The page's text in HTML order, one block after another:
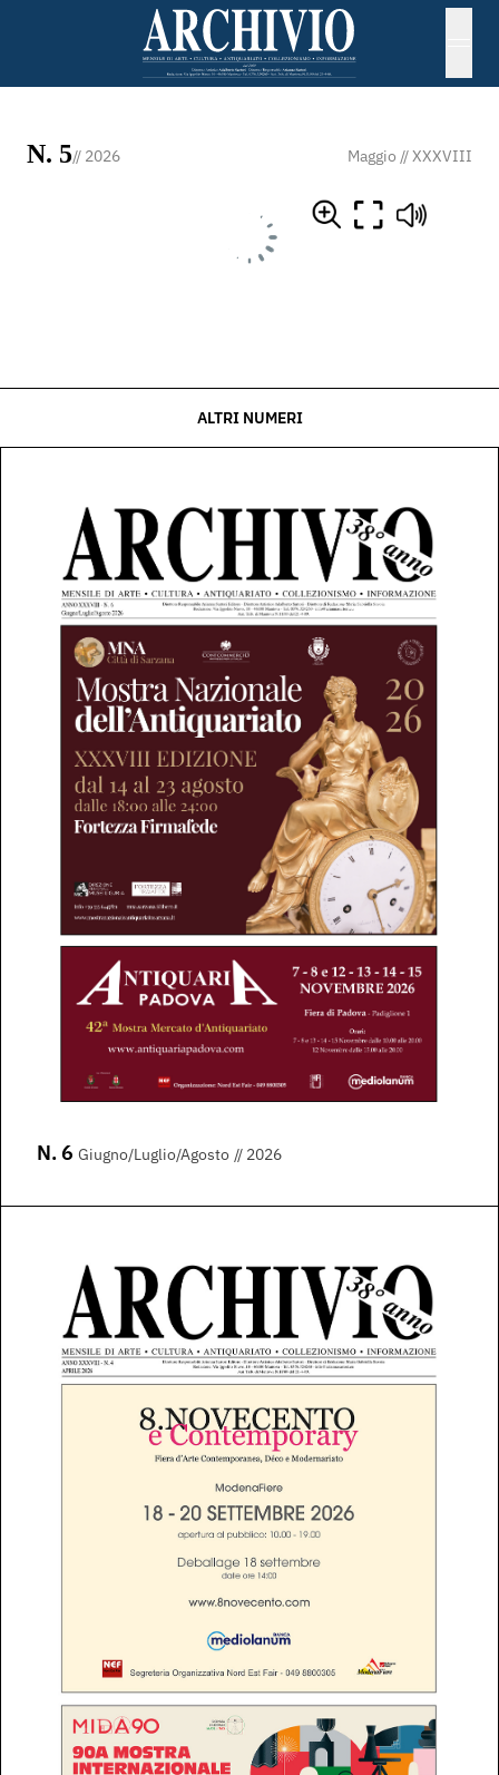
N. 5// 2026 Maggio // XXXVIII
ALTRI NUMERI
N. 6 Giugno/Luglio/Agosto // 2026